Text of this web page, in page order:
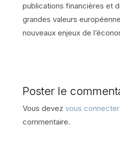
publications financières et
grandes valeurs
nouveaux enjeux de
Poster le
Vous devez vous connecter
commentaire.